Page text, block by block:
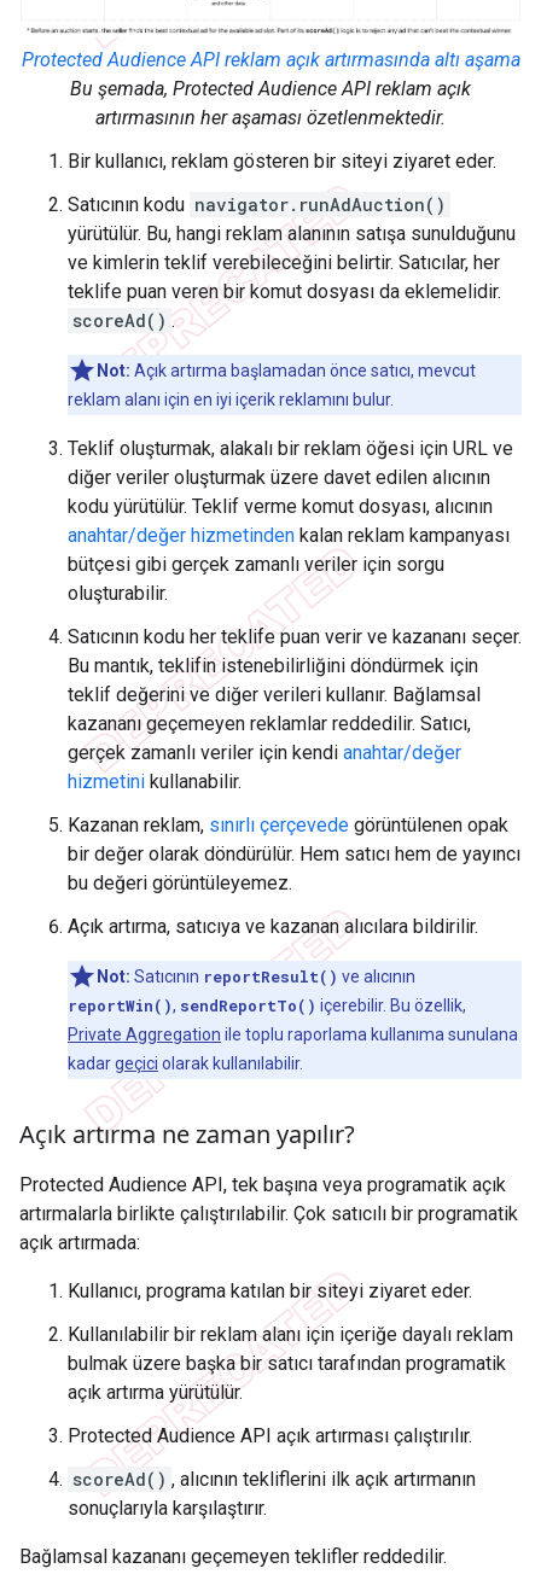
Protected Audience API reklam açık artırmasında altı aşama
Bu şemada, Protected Audience API reklam açık
artırmasının her aşaması özetlenmektedir.
Bir kullanıcı, reklam gösteren bir siteyi ziyaret eder.
Satıcının kodu navigator.runAdAuction()
yürütülür. Bu, hangi reklam alanının satışa sunulduğunu
ve kimlerin teklif verebileceğini belirtir. Satıcılar, her
teklife puan veren bir komut dosyası da eklemelidir.
scoreAd() .
Not: Açık artırma başlamadan önce satıcı, mevcut
reklam alanı için en iyi içerik reklamını bulur.
Teklif oluşturmak, alakalı bir reklam öğesi için URL ve
diğer veriler oluşturmak üzere davet edilen alıcının
kodu yürütülür. Teklif verme komut dosyası, alıcının
anahtar/değer hizmetinden kalan reklam kampanyası
bütçesi gibi gerçek zamanlı veriler için sorgu
oluşturabilir.
Satıcının kodu her teklife puan verir ve kazananı seçer.
Bu mantık, teklifin istenebilirliğini döndürmek için
teklif değerini ve diğer verileri kullanır. Bağlamsal
kazananı geçemeyen reklamlar reddedilir. Satıcı,
gerçek zamanlı veriler için kendi anahtar/değer
hizmetini kullanabilir.
Kazanan reklam, sınırlı çerçevede görüntülenen opak
bir değer olarak döndürülür. Hem satıcı hem de yayıncı
bu değeri görüntüleyemez.
Açık artırma, satıcıya ve kazanan alıcılara bildirilir.
Not: Satıcının reportResult() ve alıcının
reportWin(), sendReportTo() içerebilir. Bu özellik,
Private Aggregation ile toplu raporlama kullanıma sunulana
kadargeçici olarak kullanılabilir.
Açık artırma ne zaman yapılır?
Protected Audience API, tek başına veya programatik açık
artırmalarla birlikte çalıştırılabilir. Çok satıcılı bir programatik
açık artırmada:
Kullanıcı, programa katılan bir siteyi ziyaret eder.
Kullanılabilir bir reklam alanı için içeriğe dayalı reklam
bulmak üzere başka bir satıcı tarafından programatik
açık artırma yürütülür.
Protected Audience API açık artırması çalıştırılır.
scoreAd() , alıcının tekliflerini ilk açık artırmanın
sonuçlarıyla karşılaştırır.
Bağlamsal kazananı geçemeyen teklifler reddedilir.